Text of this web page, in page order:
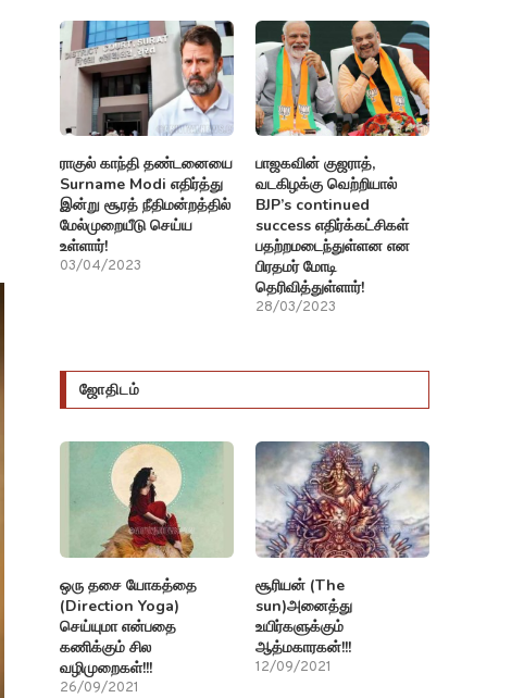
ராகுல் காந்தி தண்டனையை
Surname Modi எதிர்த்து
இன்று சூரத் நீதிமன்றத்தில்
மேல்முறையீடு செய்ய
உள்ளார்!
03/04/2023
பாஜகவின் குஜராத்,
வடகிழக்கு வெற்றியால்
BJP’s continued
success எதிர்க்கட்சிகள்
பதற்றமடைந்துள்ளன என
பிரதமர் மோடி
தெரிவித்துள்ளார்!
28/03/2023
ஜோதிடம்
ஒரு தசை யோகத்தை
(Direction Yoga)
செய்யுமா என்பதை
கணிக்கும் சில
வழிமுறைகள்!!!
26/09/2021
சூரியன் (The
sun)அனைத்து
உயிர்களுக்கும்
ஆத்மகாரகன்!!!
12/09/2021